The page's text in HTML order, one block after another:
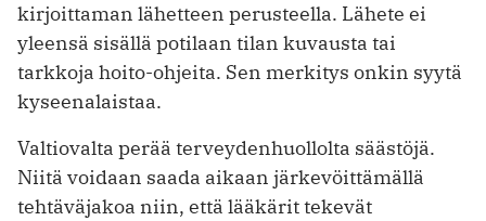
kirjoittaman lähetteen perusteella. Lähete ei
yleensä sisällä potilaan tilan kuvausta tai
tarkkoja hoito-ohjeita. Sen merkitys onkin syytä
kyseenalaistaa.
Valtiovalta perää terveydenhuollolta säästöjä.
Niitä voidaan saada aikaan järkevöittämällä
tehtäväjakoa niin, että lääkärit tekevät